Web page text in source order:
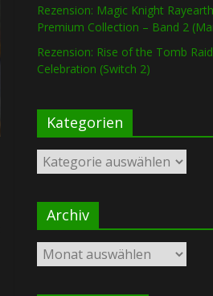
Rezension: Magic Knight
Premium Collection – Band 2
Rezension: Rise of the Tomb
Celebration (Switch 2)
Kategorien
Kategorien
Archiv
Archiv